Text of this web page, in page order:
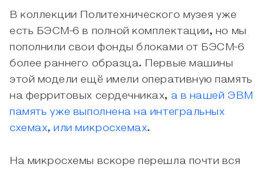
В коллекции Политехнического музея уже
есть БЭСМ-6 в полной комплектации, но мы
пополнили свои фонды блоками от БЭСМ-6
более раннего образца. Первые машины
этой модели ещё имели оперативную память
на ферритовых сердечниках, а в нашей ЭВМ
память уже выполнена на интегральных
схемах, или микросхемах.
На микросхемы вскоре перешла почти вся